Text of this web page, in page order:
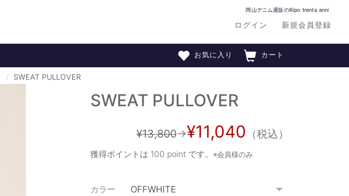
岡山デニム通販のRipo trenta anni
ログイン 新規会員登録
カート
お気に入り
SWEAT PULLOVER
SWEAT PULLOVER
¥13,800→¥11,040 （税込）
獲得ポイントは 100 point です。※会員様のみ
カラー